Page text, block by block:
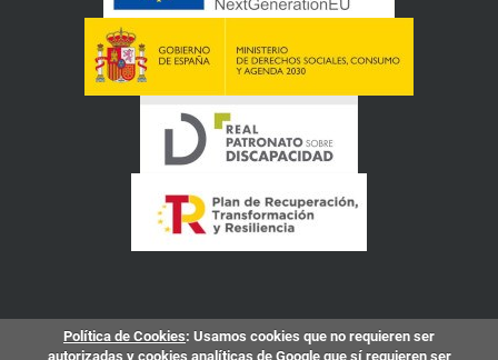
Política de Cookies: Usamos cookies que no requieren ser
autorizadas y cookies analíticas de Google que sí requieren ser